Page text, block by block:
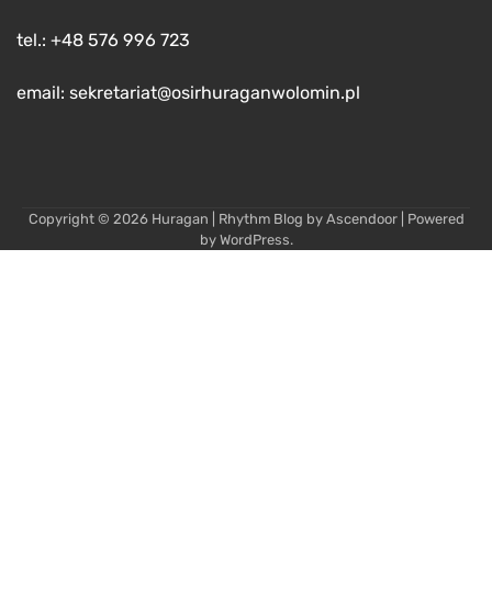
tel.: +48 576 996 723
email: sekretariat@osirhuraganwolomin.pl
Copyright © 2026 Huragan | Rhythm Blog by Ascendoor| Powered
by WordPress.